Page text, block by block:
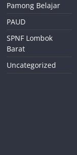
Pamong Belajar
PAUD
SPNF Lombok
Barat
Uncategorized